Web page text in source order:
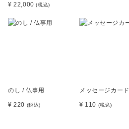
¥ 22,000(税込)
のし / 仏事用
¥ 220 (税込)
メッセージカード
¥ 110 (税込)